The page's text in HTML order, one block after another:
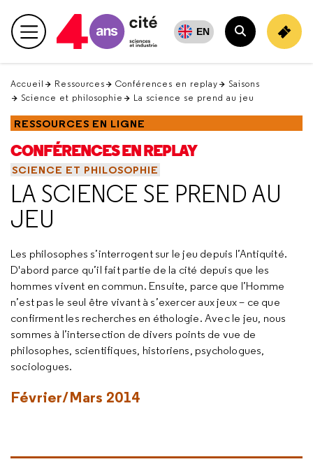
en
haut Menu principal EN
Rechercher
Accueil Ressources Conférences en replay
Saisons
Science et philosophie
La science se prend au jeu
RESSOURCES EN LIGNE
CONFÉRENCES EN REPLAY
SCIENCE ET PHILOSOPHIE
LA SCIENCE SE PREND AU
JEU
Les philosophes s’interrogent sur le jeu depuis l’Antiquité.
D'abord parce qu’il fait partie de la cité depuis que les
hommes vivent en commun. Ensuite, parce que l’Homme
n’est pas le seul être vivant à s’exercer aux jeux – ce que
confirment les recherches en éthologie. Avec le jeu, nous
sommes à l’intersection de divers points de vue de
philosophes, scientifiques, historiens, psychologues,
sociologues.
Février/Mars 2014